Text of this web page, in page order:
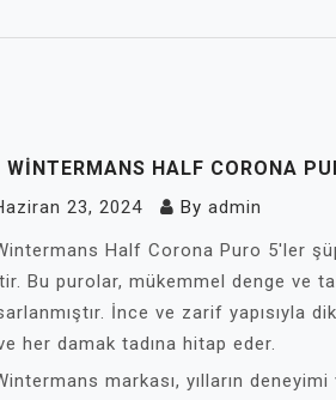
WINTERMANS HALF CORONA
23, 2024 By admin
Half Corona Puro 5'ler
Bu purolar, mükemmel denge ve
İnce ve zarif yapısıyla
her damak tadına hitap eder.
markası, yılların